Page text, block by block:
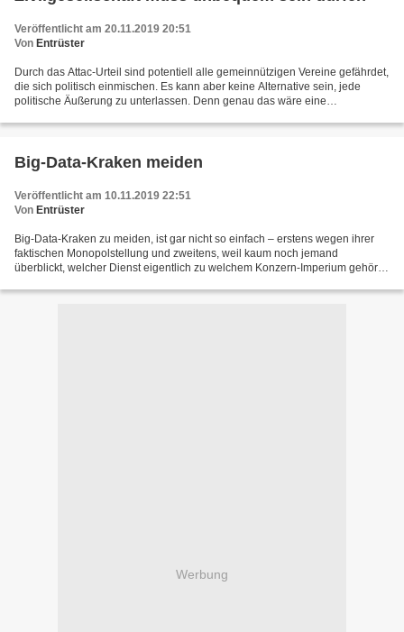
Veröffentlicht am 20.11.2019 20:51
Von Entrüster
Durch das Attac-Urteil sind potentiell alle gemeinnützigen Vereine gefährdet,
die sich politisch einmischen. Es kann aber keine Alternative sein, jede
politische Äußerung zu unterlassen. Denn genau das wäre eine
Big-Data-Kraken meiden
Veröffentlicht am 10.11.2019 22:51
Von Entrüster
Big-Data-Kraken zu meiden, ist gar nicht so einfach – erstens wegen ihrer
faktischen Monopolstellung und zweitens, weil kaum noch jemand
überblickt, welcher Dienst eigentlich zu welchem Konzern-Imperium gehört.
Werbung